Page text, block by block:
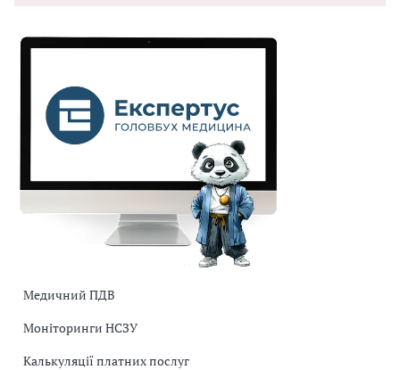
Медичний ПДВ
Моніторинги НСЗУ
Калькуляції платних послуг